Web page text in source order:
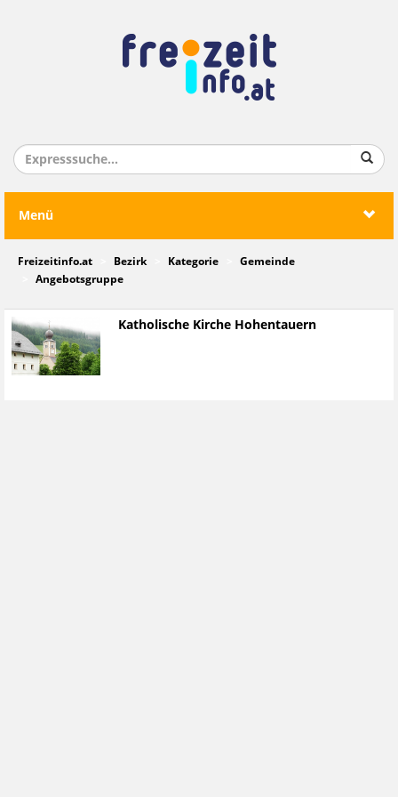
Menü
Freizeitinfo.at Bezirk Kategorie
Gemeinde
Angebotsgruppe
Katholische Kirche Hohentauern